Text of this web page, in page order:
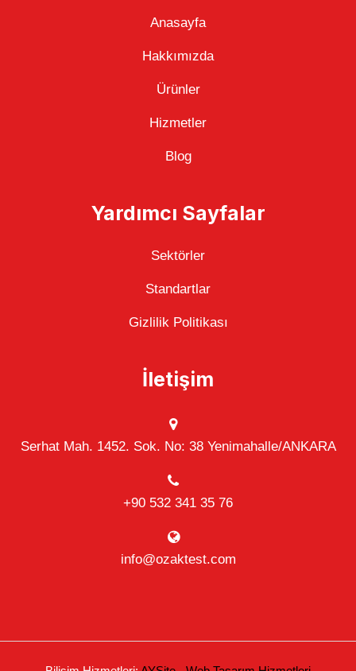
Anasayfa
Hakkımızda
Ürünler
Hizmetler
Blog
Yardımcı Sayfalar
Sektörler
Standartlar
Gizlilik Politikası
İletişim
Serhat Mah. 1452. Sok. No: 38 Yenimahalle/ANKARA
+90 532 341 35 76
info@ozaktest.com